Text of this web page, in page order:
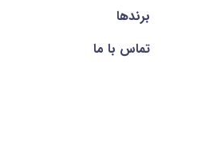
برندها
تماس با ما